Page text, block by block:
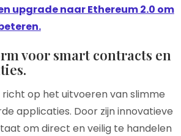
upgrade naar Ethereum 2.0 om
voor smart contracts en
op het uitvoeren van slimme
applicaties. Door zijn innovatieve
om direct en veilig te handelen